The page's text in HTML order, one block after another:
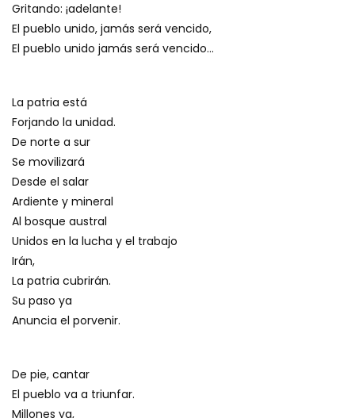
Gritando: ¡adelante!
El pueblo unido, jamás será vencido,
El pueblo unido jamás será vencido…
La patria está
Forjando la unidad.
De norte a sur
Se movilizará
Desde el salar
Ardiente y mineral
Al bosque austral
Unidos en la lucha y el trabajo
Irán,
La patria cubrirán.
Su paso ya
Anuncia el porvenir.
De pie, cantar
El pueblo va a triunfar.
Millones ya,